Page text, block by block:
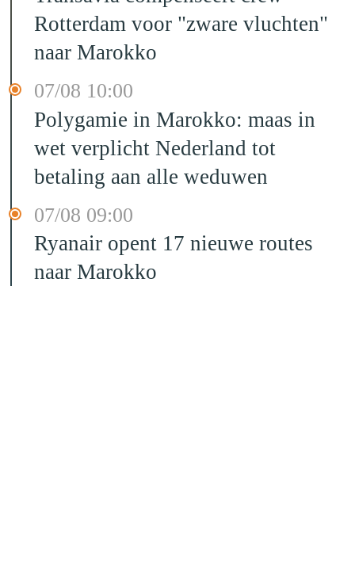
Rotterdam voor "zware vluchten"
naar Marokko
07/08 10:00
Polygamie in Marokko: maas in
wet verplicht Nederland tot
betaling aan alle weduwen
07/08 09:00
Ryanair opent 17 nieuwe routes
naar Marokko